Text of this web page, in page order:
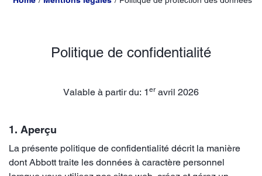
Politique de confidentialité
Valable à partir du: 1 er avril 2026
1. Aperçu
La présente politique de confidentialité décrit la manière
dont Abbott traite les données à caractère personnel